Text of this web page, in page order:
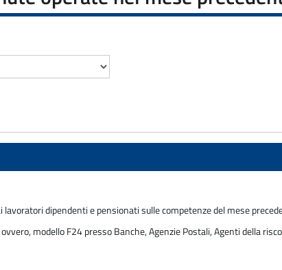
dipendenti e pensionati sulle competenze del mese
modello F24 presso Banche, Agenzie Postali, Agenti della